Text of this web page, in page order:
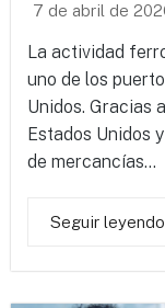
7 de abril de
La actividad
uno de los
Unidos. Gracias
Estados Unidos
de mercancías...
Seguir leyendo